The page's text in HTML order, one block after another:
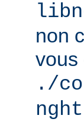
non
vous
./